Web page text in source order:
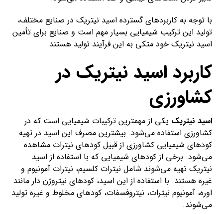
با توجه به کاربردهای گسترده اسید نیتریک در صنایع مختلف،
تولید این ترکیب شیمیایی بسیار مهم است و صنایع برای تأمین
اسید نیتریک خود متکی به این فرآیند تولید هستند.
کاربرد اسید نیتریک در
کشاورزی
اسید نیتریک یکی از مهمترین ترکیبات شیمیایی است که در
کشاورزی استفاده می‌شود. بیشترین مصرف این اسید در تهیه
کودهای شیمیایی کشاورزی از قبیل کودهای نیترات مشاهده
می‌شود. برخی از کودهای شیمیایی که با استفاده از اسید
نیتریک تهیه می‌شوند شامل نیترات کلسیم، نیترات آمونیوم و
غیره هستند. با استفاده از این اسید، کودهای نیتروژن دار مانند
اوره، آمونیوم نیترات، نیتروفسفات، کودهای مخلوط و غیره تولید
می‌شوند.